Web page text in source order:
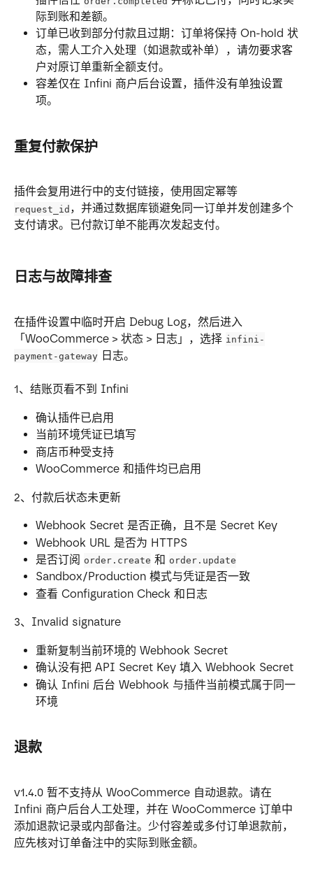
际到账和差额。
订单已收到部分付款且过期：订单将保持 On-hold 状
态，需人工介入处理（如退款或补单），请勿要求客
户对原订单重新全额支付。
容差仅在 Infini 商户后台设置，插件没有单独设置
项。
重复付款保护
插件会复用进行中的支付链接，使用固定幂等
request_id ，并通过数据库锁避免同一订单并发创建多个
支付请求。已付款订单不能再次发起支付。
日志与故障排查
在插件设置中临时开启 Debug Log，然后进入
「WooCommerce > 状态 > 日志」，选择 infini-
payment-gateway 日志。
1、结账页看不到 Infini
确认插件已启用
当前环境凭证已填写
商店币种受支持
WooCommerce 和插件均已启用
2、付款后状态未更新
Webhook Secret 是否正确，且不是 Secret Key
Webhook URL 是否为 HTTPS
是否订阅 order.create 和 order.update
Sandbox/Production 模式与凭证是否一致
查看 Configuration Check 和日志
3、Invalid signature
重新复制当前环境的 Webhook Secret
确认没有把 API Secret Key 填入 Webhook Secret
确认 Infini 后台 Webhook 与插件当前模式属于同一
环境
退款
v1.4.0 暂不支持从 WooCommerce 自动退款。请在
Infini 商户后台人工处理，并在 WooCommerce 订单中
添加退款记录或内部备注。少付容差或多付订单退款前，
应先核对订单备注中的实际到账金额。